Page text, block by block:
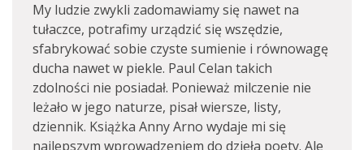
My ludzie zwykli zadomawiamy się nawet na
tułaczce, potrafimy urządzić się wszędzie,
sfabrykować sobie czyste sumienie i równowagę
ducha nawet w piekle. Paul Celan takich
zdolności nie posiadał. Ponieważ milczenie nie
leżało w jego naturze, pisał wiersze, listy,
dziennik. Książka Anny Arno wydaje mi się
najlepszym wprowadzeniem do dzieła poety. Ale